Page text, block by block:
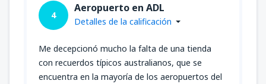
4
Aeropuerto en ADL
Detalles de la calificación
Me decepcionó mucho la falta de una tienda
con recuerdos típicos australianos, que se
encuentra en la mayoría de los aeropuertos del